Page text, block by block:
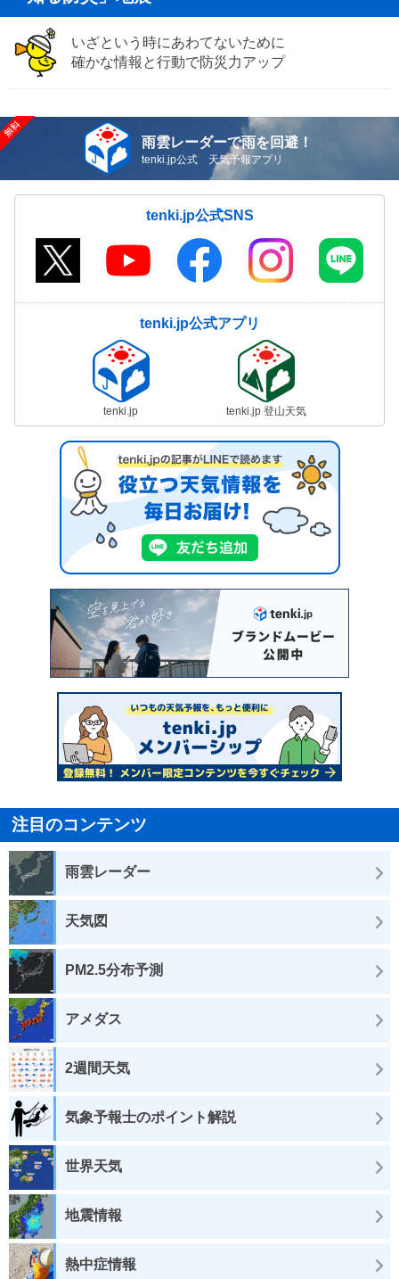
いざという時にあわてないために
確かな情報と行動で防災力アップ
雨雲レーダーで雨を回避！
tenki.jp公式 天気予報アプリ
tenki.jp公式SNS
tenki.jp公式アプリ
tenki.jp tenki.jp 登山天気
注目のコンテンツ
雨雲レーダー
天気図
PM2.5分布予測
アメダス
2週間天気
気象予報士のポイント解説
世界天気
地震情報
熱中症情報